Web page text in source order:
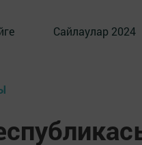
Сайлаулар 2024